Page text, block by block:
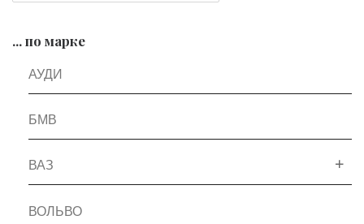
... по марке
АУДИ
БМВ
ВАЗ
ВОЛЬВО